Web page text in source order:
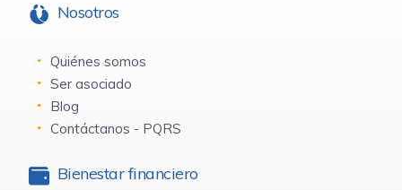
Nosotros
Quiénes somos
Ser asociado
Blog
Contáctanos - PQRS
Bienestar financiero